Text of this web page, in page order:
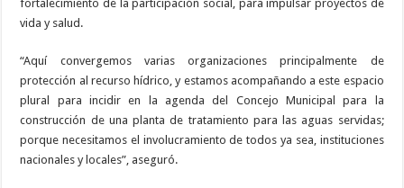
fortalecimiento de la participación social, para impulsar proyectos de
vida y salud.
“Aquí convergemos varias organizaciones principalmente de
protección al recurso hídrico, y estamos acompañando a este espacio
plural para incidir en la agenda del Concejo Municipal para la
construcción de una planta de tratamiento para las aguas servidas;
porque necesitamos el involucramiento de todos ya sea, instituciones
nacionales y locales”, aseguró.